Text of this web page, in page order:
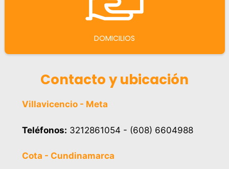
DOMICILIOS
Contacto y ubicación
Villavicencio - Meta
Teléfonos: 3212861054 - (608) 6604988
Cota - Cundinamarca